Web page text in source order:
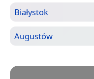
Białystok
Augustów